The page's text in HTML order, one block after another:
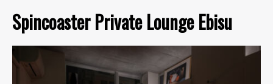
Spincoaster Private Lounge Ebisu